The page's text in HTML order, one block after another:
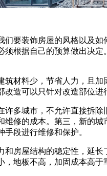
要装饰房屋的风格以及
根据自己的预算做出决
材料少，节省人力，且
造可以只针对改造部位
多城市，不允许直接拆
修的成本。第三，新的
段进行维修和保护。
房屋结构的稳定性，延
地板不高，加固成本高